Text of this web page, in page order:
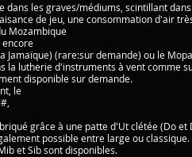
dans les graves/médiums, scintillant
de jeu, une consommation d'air
Mozambique
encore
Jamaïque) (rare:sur demande) ou le
la lutherie d'instruments à vent comme
disponible sur demande.
le
grâce à une patte d'Ut clétée (Do et
possible entre large ou classique.
et Sib sont disponibles.